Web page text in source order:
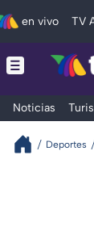
en vivo TV
Noticias
Deportes